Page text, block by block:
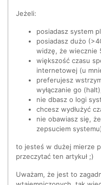
Jeżeli:
posiadasz system
posiadasz dużo
widzę, że wiecznie
większość czasu
internetowej (u
preferujesz
wyłączanie go
nie dbasz o logi
chcesz wydłużyć
nie obawiasz się,
zepsuciem
to jesteś w dużej mierze
przeczytać ten artykuł ;)
Uważam, że jest to